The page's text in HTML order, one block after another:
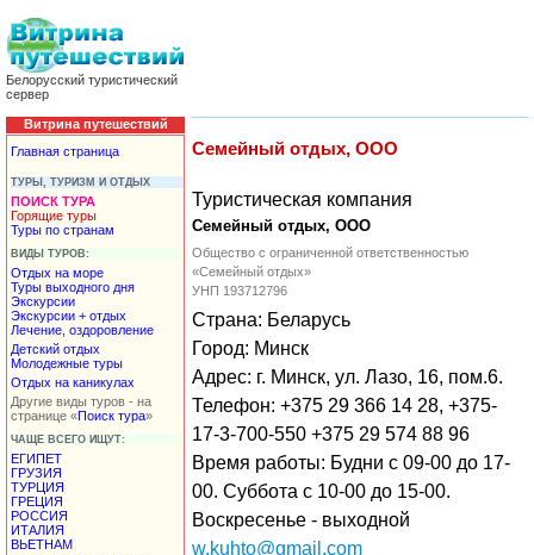
Белорусский туристический
сервер
Витрина путешествий
Главная страница
ТУРЫ, ТУРИЗМ И ОТДЫХ
ПОИСК ТУРА
Горящие туры
Туры по странам
ВИДЫ ТУРОВ:
Отдых на море
Туры выходного дня
Экскурсии
Экскурсии + отдых
Лечение, оздоровление
Детский отдых
Молодежные туры
Отдых на каникулах
Другие виды туров - на
странице «Поиск тура»
ЧАЩЕ ВСЕГО ИЩУТ:
ЕГИПЕТ
ГРУЗИЯ
ТУРЦИЯ
ГРЕЦИЯ
РОССИЯ
ИТАЛИЯ
ВЬЕТНАМ
Семейный отдых, ООО
Туристическая компания
Семейный отдых, ООО
Общество с ограниченной ответственностью
«Семейный отдых»
УНП 193712796
Страна: Беларусь
Город: Минск
Адрес: г. Минск, ул. Лазо, 16, пом.6.
Телефон: +375 29 366 14 28, +375-
17-3-700-550 +375 29 574 88 96
Время работы: Будни с 09-00 до 17-
00. Суббота с 10-00 до 15-00.
Воскресенье - выходной
w.kuhto@gmail.com